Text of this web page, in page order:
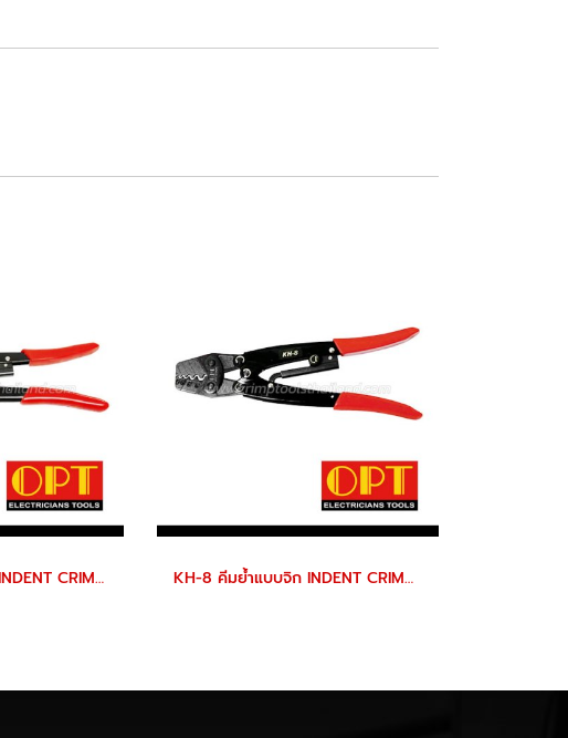
KH-14 คีมย้ำแบบจิก INDENT CRIMPING TOOLS KH-8 คีมย้ำแบบจิก INDENT CRIMPING TOOLS